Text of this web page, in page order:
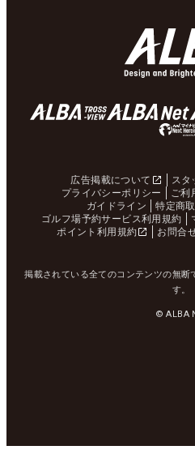
広告掲載について スタ
プライバシーポリシー
ご利
ガイドライン
特定商
ゴルフ場予約サービス利用規約
ポイント利用規約
お問合
掲載されている全てのコンテンツの無断
す。
© ALBA